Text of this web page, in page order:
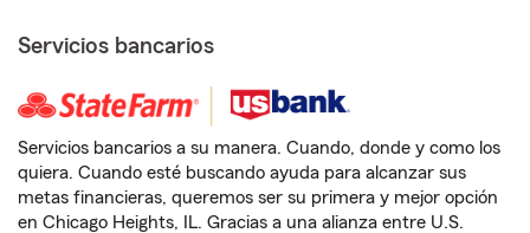
Servicios bancarios
Servicios bancarios a su manera. Cuando, donde y como los
quiera. Cuando esté buscando ayuda para alcanzar sus
metas financieras, queremos ser su primera y mejor opción
en Chicago Heights, IL. Gracias a una alianza entre U.S.